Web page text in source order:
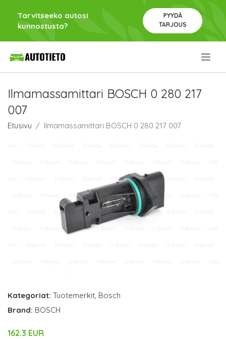
Tarvitseeko autosi
kunnostusta?
PYYDÄ
TARJOUS
Ilmamassamittari BOSCH 0 280 217
007
Etusivu Ilmamassamittari BOSCH 0 280 217 007
Kategoriat: Tuotemerkit, Bosch
Brand: BOSCH
162.3 EUR